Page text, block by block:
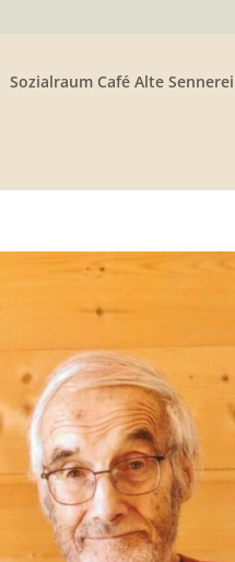
Sozialraum Café Alte Sennerei